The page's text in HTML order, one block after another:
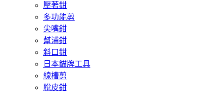
壓著鉗
多功能剪
尖嘴鉗
幫浦鉗
斜口鉗
日本錨牌工具
線槽剪
脫皮鉗